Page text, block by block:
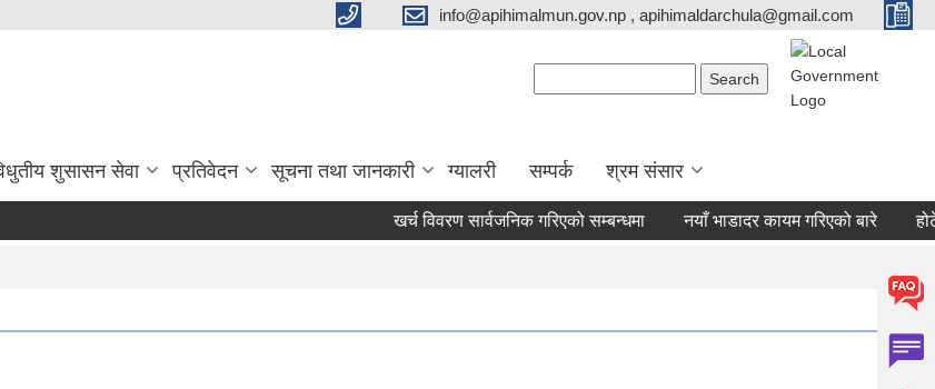
info@apihimalmun.gov.np , apihimaldarchula@gmail.com
शुसासन सेवा प्रतिवेदन सूचना तथा जानकारी ग्यालरी सम्पर्क श्रम संसार
खर्च विवरण सार्वजनिक गरिएको सम्बन्धमा नयाँ भाडादर कायम गरिएको बारे